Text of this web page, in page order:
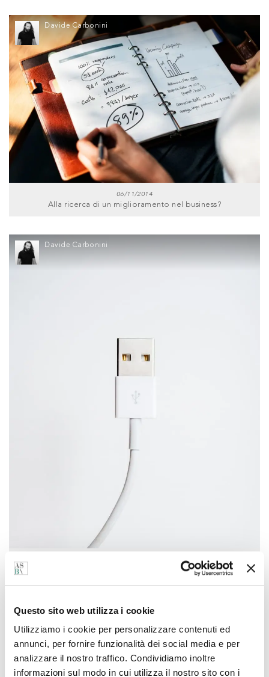
Questo sito web utilizza i cookie
Utilizziamo i cookie per personalizzare contenuti ed
annunci, per fornire funzionalità dei social media e per
analizzare il nostro traffico. Condividiamo inoltre
informazioni sul modo in cui utilizza il nostro sito con i
06/11/2014
Alla ricerca di un miglioramento nel business?
Davide Carbonini
Servono manager che traghettino le imprese al digitale
Davide Carbonini
Altri post di Davide Carbonini